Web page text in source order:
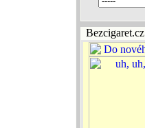
Bezcigaret.cz